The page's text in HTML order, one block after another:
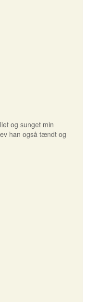
og sunget min
han også tændt og